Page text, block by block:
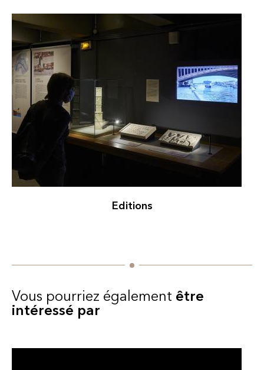
Editions
Vous pourriez également être
intéressé par